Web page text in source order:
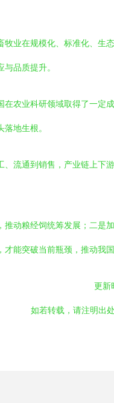
业在规模化、标准化、
品质提升。
农业科研领域取得了一定
地生根。
流通到销售，产业链上
动粮经饲统筹发展；二
能突破当前瓶颈，推动我
更新
如若转载，请注明出